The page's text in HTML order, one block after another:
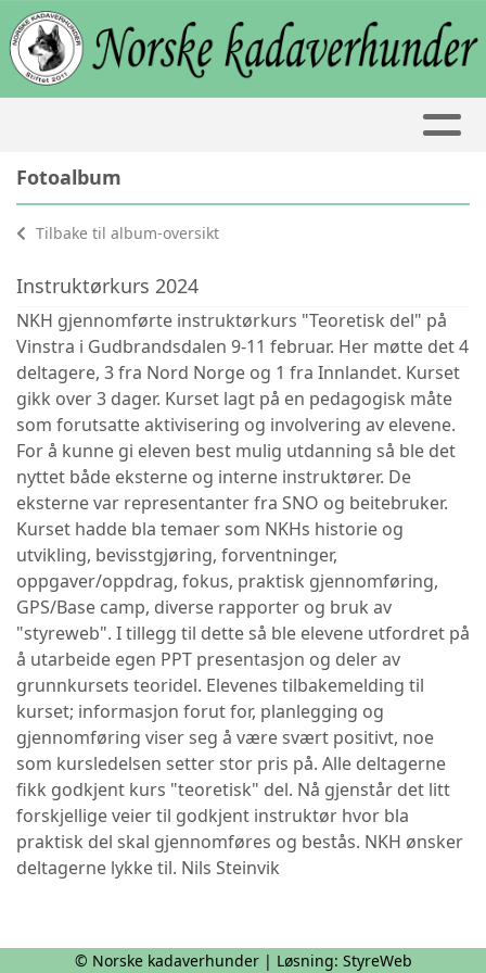
Fotoalbum
Tilbake til album-oversikt
Instruktørkurs 2024
NKH gjennomførte instruktørkurs "Teoretisk del" på
Vinstra i Gudbrandsdalen 9-11 februar. Her møtte det 4
deltagere, 3 fra Nord Norge og 1 fra Innlandet. Kurset
gikk over 3 dager. Kurset lagt på en pedagogisk måte
som forutsatte aktivisering og involvering av elevene.
For å kunne gi eleven best mulig utdanning så ble det
nyttet både eksterne og interne instruktører. De
eksterne var representanter fra SNO og beitebruker.
Kurset hadde bla temaer som NKHs historie og
utvikling, bevisstgjøring, forventninger,
oppgaver/oppdrag, fokus, praktisk gjennomføring,
GPS/Base camp, diverse rapporter og bruk av
"styreweb". I tillegg til dette så ble elevene utfordret på
å utarbeide egen PPT presentasjon og deler av
grunnkursets teoridel. Elevenes tilbakemelding til
kurset; informasjon forut for, planlegging og
gjennomføring viser seg å være svært positivt, noe
som kursledelsen setter stor pris på. Alle deltagerne
fikk godkjent kurs "teoretisk" del. Nå gjenstår det litt
forskjellige veier til godkjent instruktør hvor bla
praktisk del skal gjennomføres og bestås. NKH ønsker
deltagerne lykke til. Nils Steinvik
© Norske kadaverhunder | Løsning: StyreWeb